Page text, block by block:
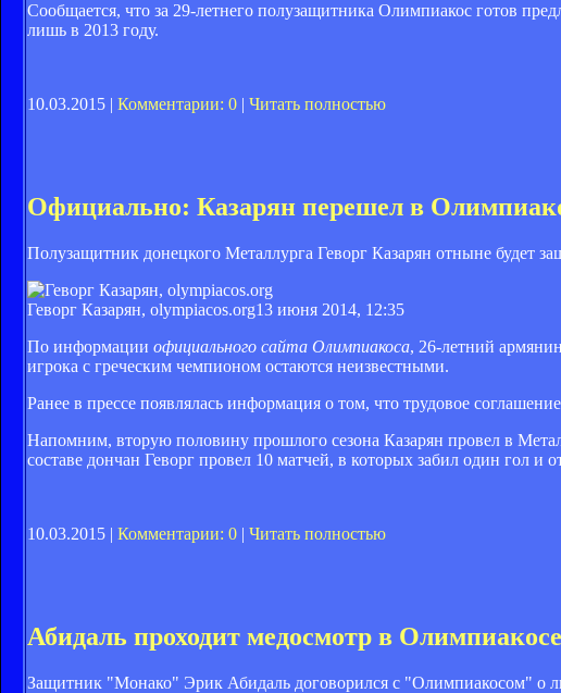
Сообщается, что за 29-летнего полузащитника Олимпиакос готов
лишь в 2013 году.
10.03.2015 | Комментарии: 0 | Читать полностью
Официально: Казарян перешел в
Полузащитник донецкого Металлурга Геворг Казарян отныне будет
Геворг Казарян, olympiacos.org13 июня 2014, 12:35
По информации официального сайта Олимпиакоса, 26-летний
игрока с греческим чемпионом остаются неизвестными.
Ранее в прессе появлялась информация о том, что трудовое
Напомним, вторую половину прошлого сезона Казарян провел в
составе дончан Геворг провел 10 матчей, в которых забил один гол и
10.03.2015 | Комментарии: 0 | Читать полностью
Абидаль проходит медосмотр в Олимпиакосе
Защитник "Монако" Эрик Абидаль договорился с "Олимпиакосом" о